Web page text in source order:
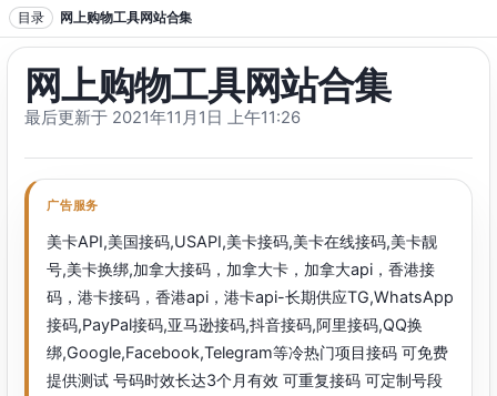
跳转到正文
目录 网上购物工具网站合集
网上购物工具网站合集
最后更新于 2021年11月1日 上午11:26
广告服务
美卡API,美国接码,USAPI,美卡接码,美卡在线接码,美卡靓
号,美卡换绑,加拿大接码，加拿大卡，加拿大api，香港接
码，港卡接码，香港api，港卡api-长期供应TG,WhatsApp
接码,PayPal接码,亚马逊接码,抖音接码,阿里接码,QQ换
绑,Google,Facebook,Telegram等冷热门项目接码 可免费
提供测试 号码时效长达3个月有效 可重复接码 可定制号段